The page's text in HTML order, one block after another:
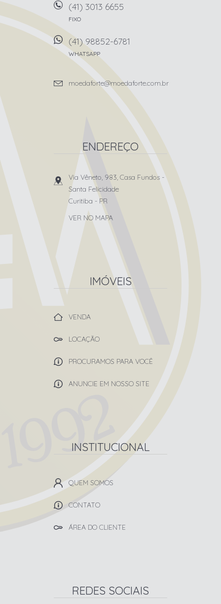
(41) 3013 6655
FIXO
(41) 98852-6781
WHATSAPP
moedaforte@moedaforte.com.br
ENDEREÇO
Via Vêneto, 983, Casa Fundos -
Santa Felicidade
Curitiba - PR
VER NO MAPA
IMÓVEIS
VENDA
LOCAÇÃO
PROCURAMOS PARA VOCÊ
ANUNCIE EM NOSSO SITE
INSTITUCIONAL
QUEM SOMOS
CONTATO
ÁREA DO CLIENTE
REDES SOCIAIS